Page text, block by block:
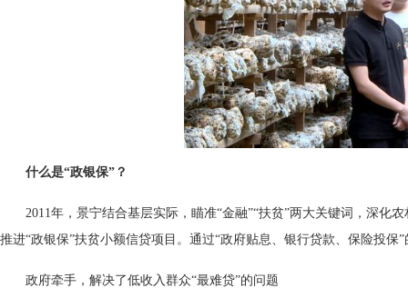
什么是“政银保”？
2011年，景宁结合基层实际，瞄准“金融”“扶贫”两大关键词，深
推进“政银保”扶贫小额信贷项目。通过“政府贴息、银行贷款、保险投
政府牵手，解决了低收入群众“最难贷”的问题